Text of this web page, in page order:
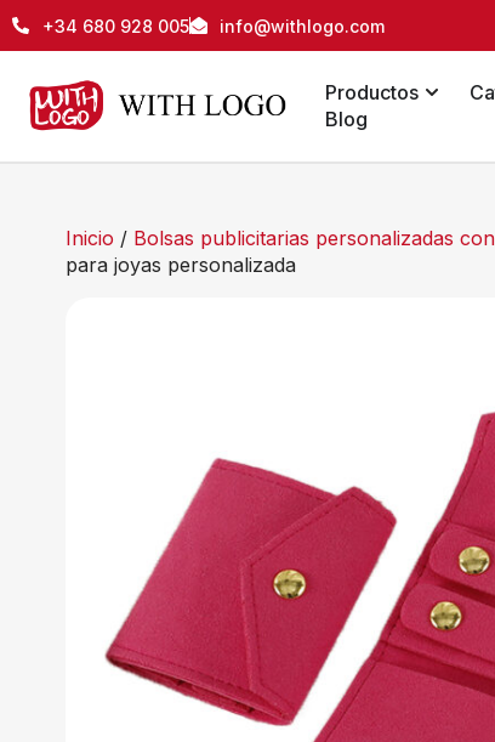
+34 680 928 005 info@withlogo.com
Productos
Blog
Inicio / Bolsas publicitarias personalizadas
para joyas personalizada